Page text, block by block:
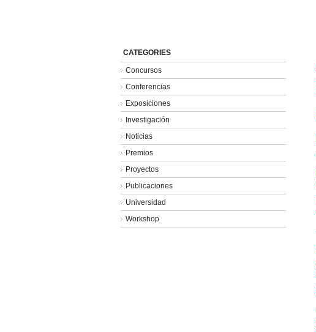
CATEGORIES
Concursos
Conferencias
Exposiciones
Investigación
Noticias
Premios
Proyectos
Publicaciones
Universidad
Workshop